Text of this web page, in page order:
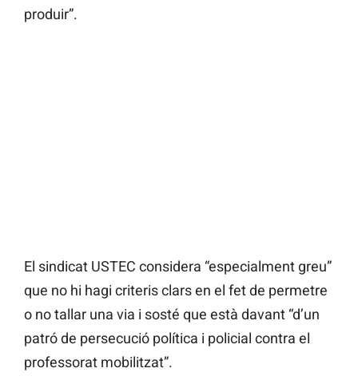
produir”.
El sindicat USTEC considera “especialment greu”
que no hi hagi criteris clars en el fet de permetre
o no tallar una via i sosté que està davant “d’un
patró de persecució política i policial contra el
professorat mobilitzat”.